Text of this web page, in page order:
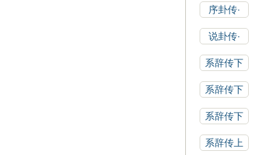
序卦传·
说卦传·
系辞传下
系辞传下
系辞传下
系辞传上